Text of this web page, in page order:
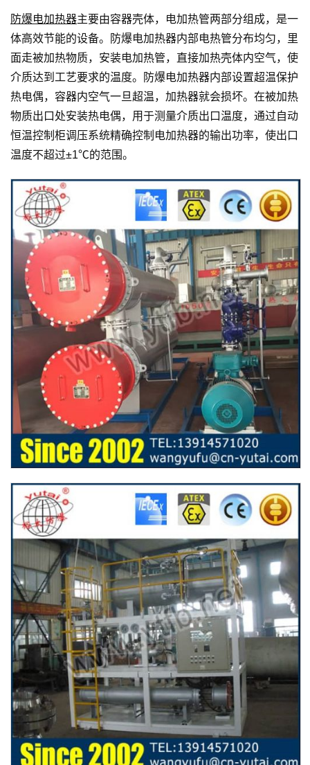
防爆电加热器主要由容器壳体，电加热管两部分组成，是一
体高效节能的设备。防爆电加热器内部电热管分布均匀，里
面走被加热物质，安装电加热管，直接加热壳体内空气，使
介质达到工艺要求的温度。防爆电加热器内部设置超温保护
热电偶，容器内空气一旦超温，加热器就会损坏。在被加热
物质出口处安装热电偶，用于测量介质出口温度，通过自动
恒温控制柜调压系统精确控制电加热器的输出功率，使出口
温度不超过±1℃的范围。